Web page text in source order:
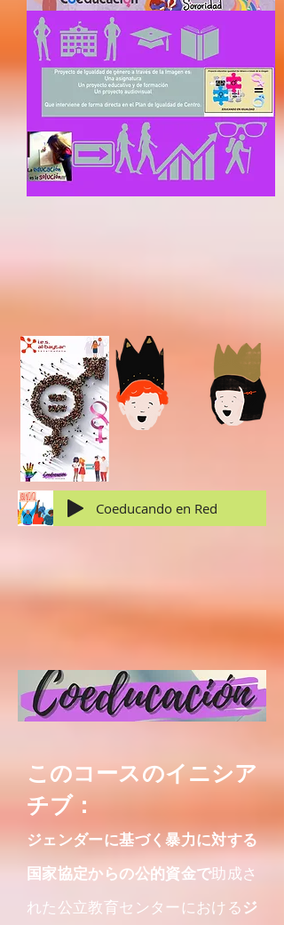
Coeducando en Red
このコースのイニシア
チブ：
ジェンダーに基づく暴力に対する
国家協定からの公的資金で助成さ
れた公立教育センターにおけるジ